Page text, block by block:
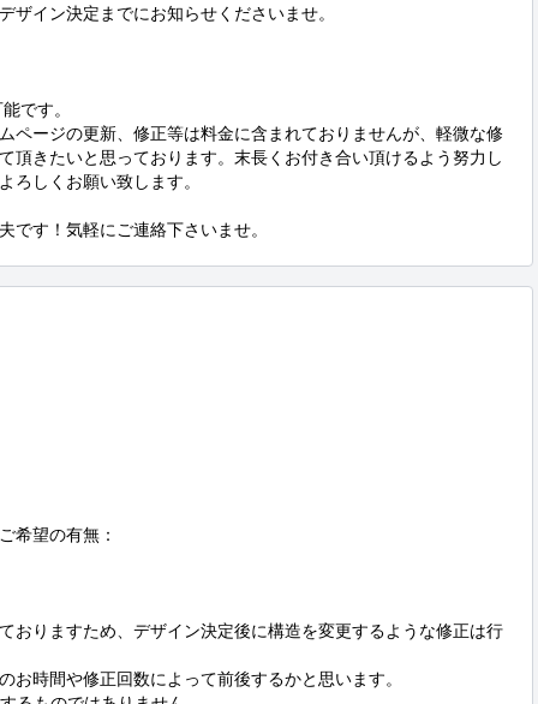
ザイン決定までにお知らせくださいませ。
です。
ページの更新、修正等は料金に含まれておりませんが、軽微な修
頂きたいと思っております。末長くお付き合い頂けるよう努力し
ろしくお願い致します。
です！気軽にご連絡下さいませ。
希望の有無：
おりますため、デザイン決定後に構造を変更するような修正は行
お時間や修正回数によって前後するかと思います。